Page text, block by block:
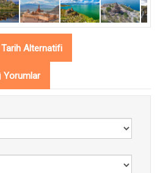
Tarih Alternatifi
Yorumlar